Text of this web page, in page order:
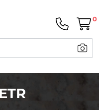
0